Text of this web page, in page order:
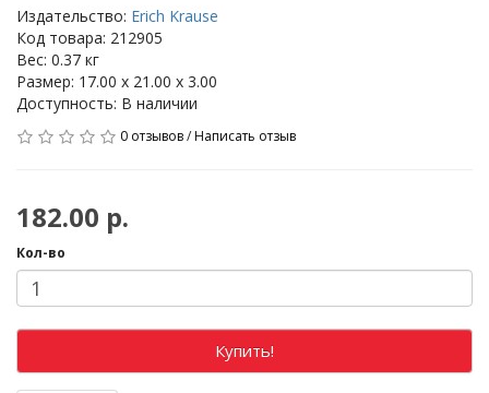
Издательство: Erich Krause
Код товара: 212905
Вес: 0.37 кг
Размер: 17.00 x 21.00 x 3.00
Доступность: В наличии
0 отзывов/Написать отзыв
182.00 р.
Кол-во
Купить!